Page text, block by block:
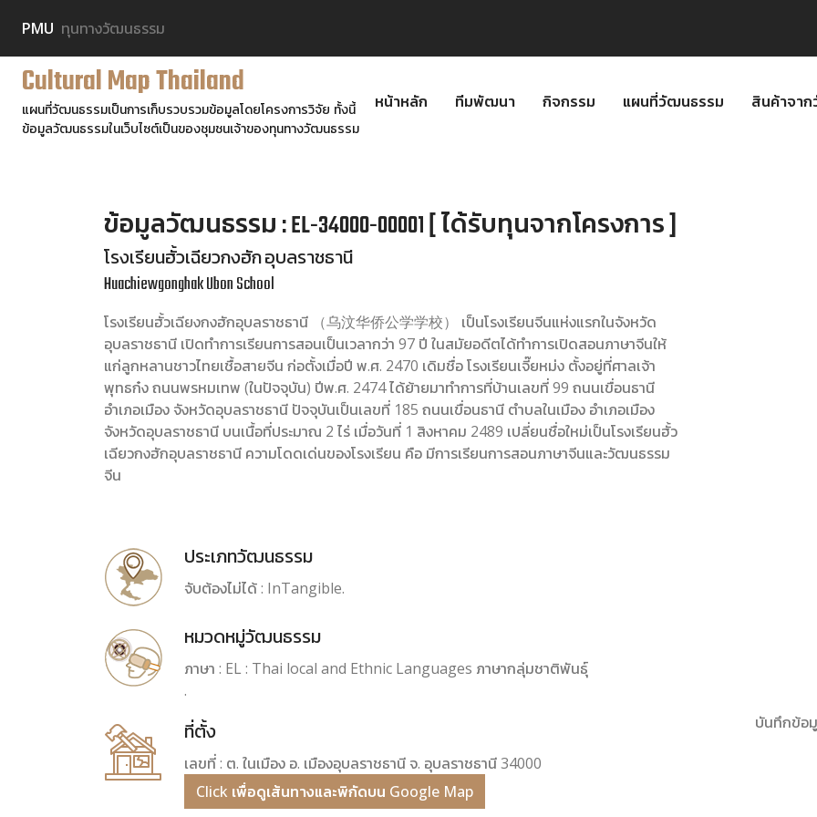
PMU ทุนทางวัฒนธรรม
Cultural Map Thailand
แผนที่วัฒนธรรมเป็นการเก็บรวบรวมข้อมูลโดยโครงการวิจัย ทั้งนี้
ข้อมูลวัฒนธรรมในเว็บไซต์เป็นของชุมชนเจ้าของทุนทางวัฒนธรรม
หน้าหลัก ทีมพัฒนา กิจกรรม แผนที่วัฒนธรรม สินค้าจา
ข้อมูลวัฒนธรรม : EL-34000-00001 [ ได้รับทุนจากโครงการ ]
โรงเรียนฮั้วเฉียวกงฮัก อุบลราชธานี
Huachiewgonghak Ubon School
โรงเรียนฮั้วเฉียงกงฮักอุบลราชธานี （乌汶华侨公学学校） เป็นโรงเรียนจีนแห่งแรกในจังหวัด
อุบลราชธานี เปิดทำการเรียนการสอนเป็นเวลากว่า 97 ปี ในสมัยอดีตได้ทำการเปิดสอนภาษาจีนให้
แก่ลูกหลานชาวไทยเชื้อสายจีน ก่อตั้งเมื่อปี พ.ศ. 2470 เดิมชื่อ โรงเรียนเจี๊ยหม่ง ตั้งอยู่ที่ศาลเจ้า
พุทธก๋ง ถนนพรหมเทพ (ในปัจจุบัน) ปีพ.ศ. 2474 ได้ย้ายมาทำการที่บ้านเลขที่ 99 ถนนเขื่อนธานี
อำเภอเมือง จังหวัดอุบลราชธานี ปัจจุบันเป็นเลขที่ 185 ถนนเขื่อนธานี ตำบลในเมือง อำเภอเมือง
จังหวัดอุบลราชธานี บนเนื้อที่ประมาณ 2 ไร่ เมื่อวันที่ 1 สิงหาคม 2489 เปลี่ยนชื่อใหม่เป็นโรงเรียนฮั้ว
เฉียวกงฮักอุบลราชธานี ความโดดเด่นของโรงเรียน คือ มีการเรียนการสอนภาษาจีนและวัฒนธรรม
จีน
ประเภทวัฒนธรรม
จับต้องไม่ได้ : InTangible.
หมวดหมู่วัฒนธรรม
ภาษา : EL : Thai local and Ethnic Languages ภาษากลุ่มชาติพันธุ์
.
ที่ตั้ง
เลขที่ : ต. ในเมือง อ. เมืองอุบลราชธานี จ. อุบลราชธานี 34000
Click เพื่อดูเส้นทางและพิกัดบน Google Map
บันทึกข้อ